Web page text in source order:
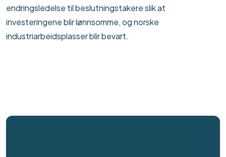
endringsledelse til beslutningstakere slik at
investeringene blir lønnsomme, og norske
industriarbeidsplasser blir bevart.